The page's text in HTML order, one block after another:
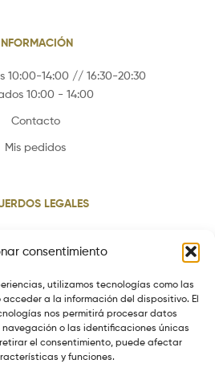
consentimiento
utilizamos tecnologías como las
a la información del dispositivo. El
nos permitirá procesar datos
o las identificaciones únicas
el consentimiento, puede afectar
y funciones.
10:00-14:00 // 16:30-20:30
10:00 - 14:00
Contacto
Mis pedidos
LEGALES
de privacidad
de envios
de devoluciones